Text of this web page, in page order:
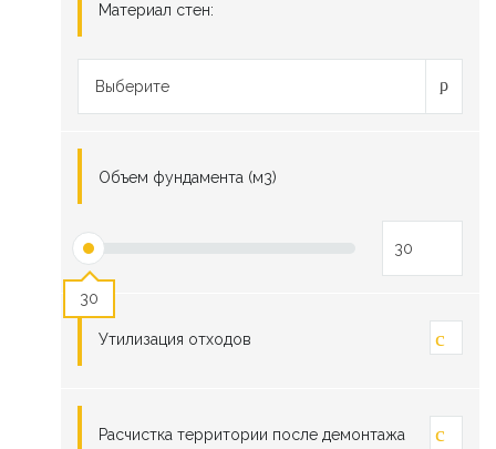
Материал стен:
Выберите
Объем фундамента (м3)
30
Утилизация отходов
Расчистка территории после демонтажа